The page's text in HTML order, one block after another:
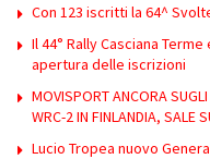
Con 123 iscritti la 64^
Il 44° Rally Casciana
apertura delle iscrizioni
MOVISPORT ANCORA
WRC-2 IN FINLANDIA, SALE
Lucio Tropea nuovo